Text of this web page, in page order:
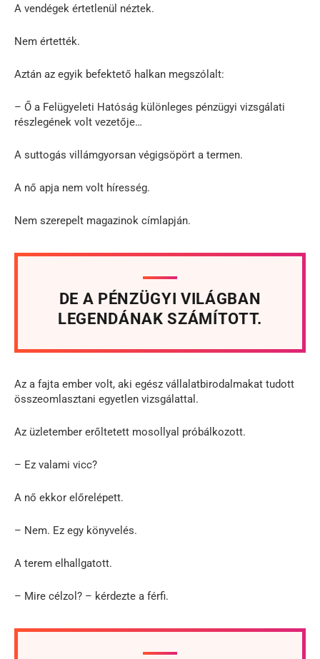
A vendégek értetlenül néztek.
Nem értették.
Aztán az egyik befektető halkan megszólalt:
– Ő a Felügyeleti Hatóság különleges pénzügyi vizsgálati
részlegének volt vezetője…
A suttogás villámgyorsan végigsöpört a termen.
A nő apja nem volt híresség.
Nem szerepelt magazinok címlapján.
DE A PÉNZÜGYI VILÁGBAN
LEGENDÁNAK SZÁMÍTOTT.
Az a fajta ember volt, aki egész vállalatbirodalmakat tudott
összeomlasztani egyetlen vizsgálattal.
Az üzletember erőltetett mosollyal próbálkozott.
– Ez valami vicc?
A nő ekkor előrelépett.
– Nem. Ez egy könyvelés.
A terem elhallgatott.
– Mire célzol? – kérdezte a férfi.